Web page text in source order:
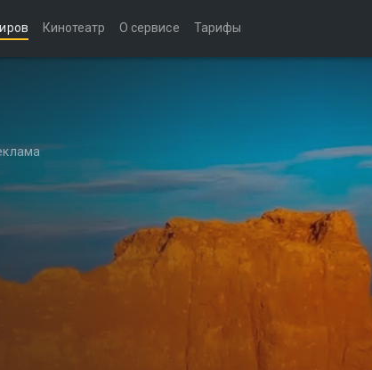
Кинотеатр О сервисе Тарифы